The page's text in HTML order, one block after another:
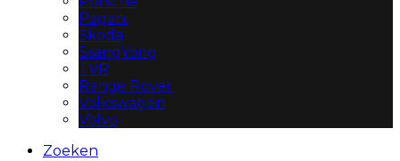
Pagani
Skoda
SsangYong
TVR
Range Rover
Volkswagen
Volvo
Zoeken